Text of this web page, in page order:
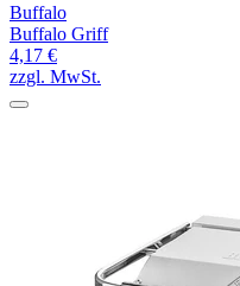
Buffalo
Buffalo Griff
4,17 €
zzgl. MwSt.